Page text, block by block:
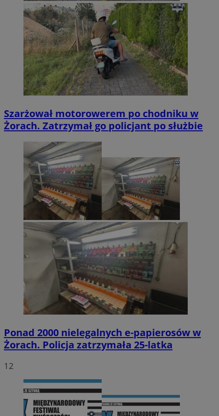
Szarżował motorowerem po chodniku w
Żorach. Zatrzymał go policjant po służbie
Ponad 2000 nielegalnych e-papierosów w
Żorach. Policja zatrzymała 25-latka
12